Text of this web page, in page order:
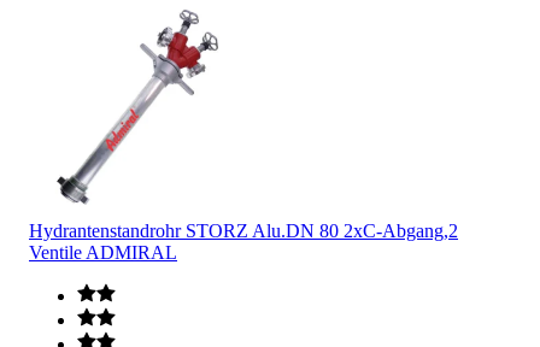
Hydrantenstandrohr STORZ Alu.DN 80 2xC-Abgang,2
Ventile ADMIRAL